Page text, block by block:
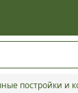
постройки и